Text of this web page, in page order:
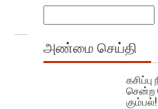
அண்மை செய்தி
சென்ற
கும்பல்!